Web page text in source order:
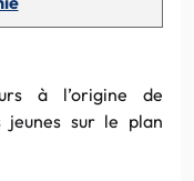
à l’origine de
jeunes sur le plan